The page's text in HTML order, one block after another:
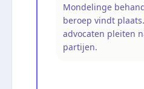
Mondelinge
beroep vindt
advocaten pleiten
partijen.